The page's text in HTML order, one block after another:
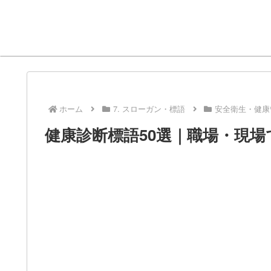
ホーム 7. スローガン・標語 安全衛生・健
健康診断標語50選｜職場・現